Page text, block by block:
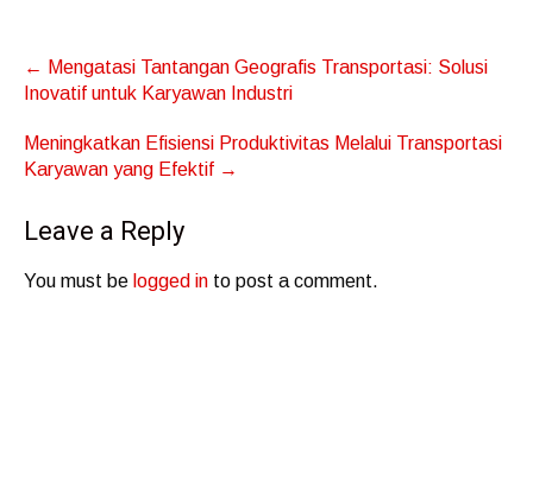
Post
navigation
← Mengatasi Tantangan Geografis Transportasi: Solusi
Inovatif untuk Karyawan Industri
Meningkatkan Efisiensi Produktivitas Melalui Transportasi
Karyawan yang Efektif →
Leave a Reply
You must be logged in to post a comment.